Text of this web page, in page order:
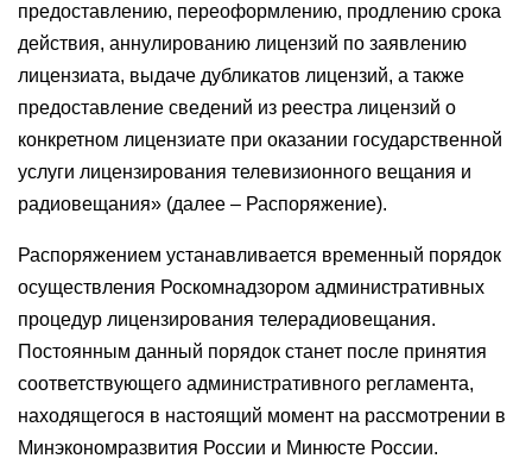
предоставлению, переоформлению, продлению срока
действия, аннулированию лицензий по заявлению
лицензиата, выдаче дубликатов лицензий, а также
предоставление сведений из реестра лицензий о
конкретном лицензиате при оказании государственной
услуги лицензирования телевизионного вещания и
радиовещания» (далее – Распоряжение).
Распоряжением устанавливается временный порядок
осуществления Роскомнадзором административных
процедур лицензирования телерадиовещания.
Постоянным данный порядок станет после принятия
соответствующего административного регламента,
находящегося в настоящий момент на рассмотрении в
Минэкономразвития России и Минюсте России.